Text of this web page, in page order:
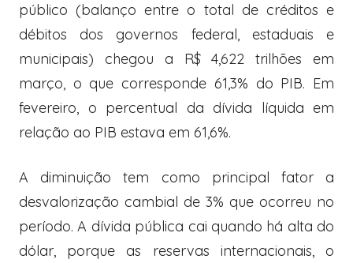
público (balanço entre o total de créditos e
débitos dos governos federal, estaduais e
municipais) chegou a R$ 4,622 trilhões em
março, o que corresponde 61,3% do PIB. Em
fevereiro, o percentual da dívida líquida em
relação ao PIB estava em 61,6%.
A diminuição tem como principal fator a
desvalorização cambial de 3% que ocorreu no
período. A dívida pública cai quando há alta do
dólar, porque as reservas internacionais, o